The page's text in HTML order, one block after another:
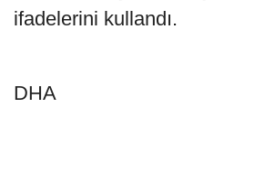
ifadelerini kullandı.
DHA